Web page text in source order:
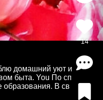
домашний уют и
быта. You По сп
образования. В св
14